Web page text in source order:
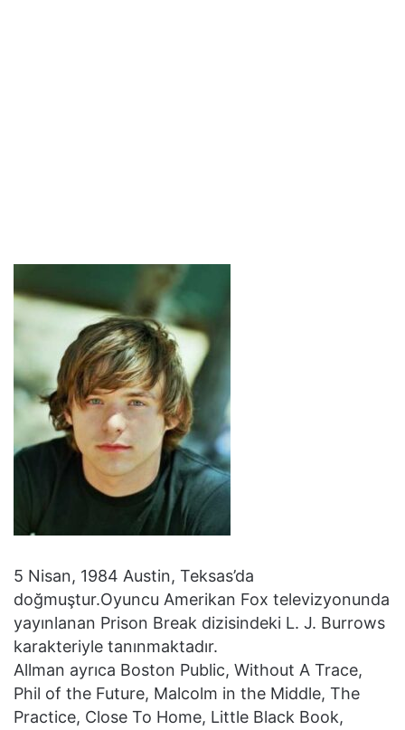
5 Nisan, 1984 Austin, Teksas’da
doğmuştur.Oyuncu Amerikan Fox televizyonunda
yayınlanan Prison Break dizisindeki L. J. Burrows
karakteriyle tanınmaktadır.
Allman ayrıca Boston Public, Without A Trace,
Phil of the Future, Malcolm in the Middle, The
Practice, Close To Home, Little Black Book,